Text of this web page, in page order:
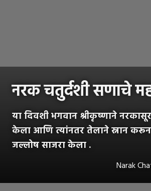
नरक चतुर्दशी सणाचे
या दिवशी भगवान श्रीकृष्णाने
केला आणि त्यांनतर तेलाने स्नान
जल्लोष साजरा केला .
Narak